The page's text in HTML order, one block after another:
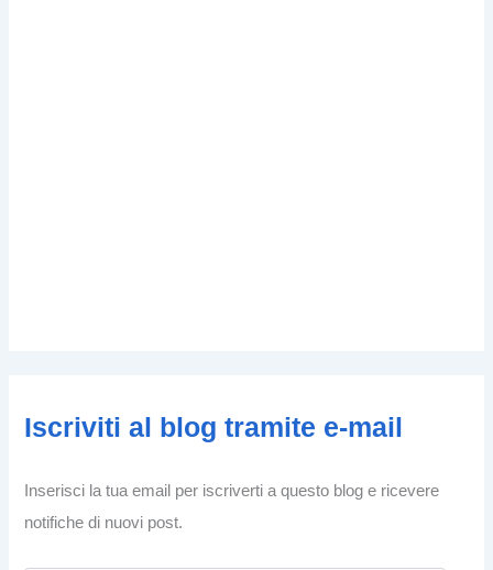
Iscriviti al blog tramite e-mail
Inserisci la tua email per iscriverti a questo blog e ricevere
notifiche di nuovi post.